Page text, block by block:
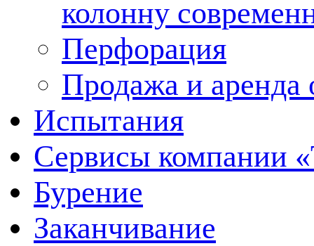
колонну
Перфорация
Продажа и аренда
Испытания
Сервисы компании
Бурение
Заканчивание